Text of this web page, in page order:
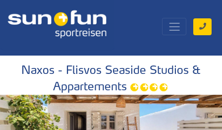
Naxos - Flisvos Seaside Studios &
Appartements